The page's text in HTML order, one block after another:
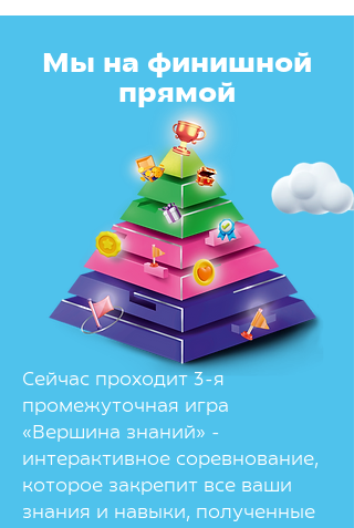
Мы на финишной
прямой
Сейчас проходит 3-я
промежуточная игра
«Вершина знаний» -
интерактивное соревнование,
которое закрепит все ваши
знания и навыки, полученные